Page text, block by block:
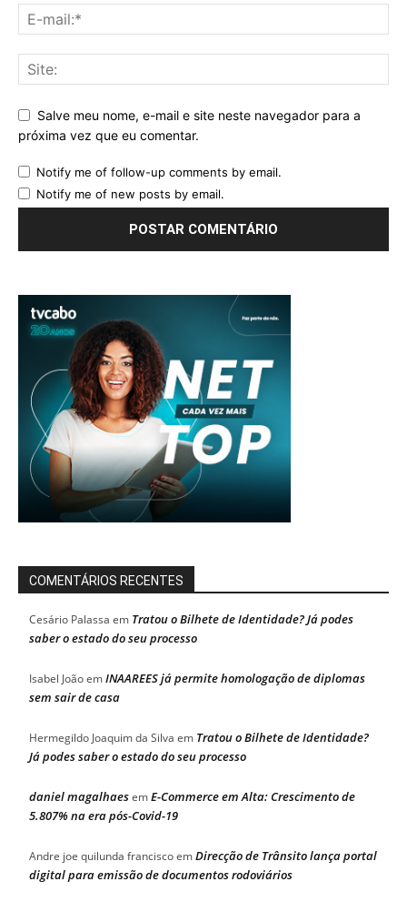
Salve meu nome, e-mail e site neste navegador para a
próxima vez que eu comentar.
Notify me of follow-up comments by email.
Notify me of new posts by email.
COMENTÁRIOS RECENTES
Cesário Palassa em Tratou o Bilhete de Identidade? Já podes
saber o estado do seu processo
Isabel JoãoemINAAREES já permite homologação de diplomas
sem sair de casa
Hermegildo Joaquim da Silva em Tratou o Bilhete de Identidade?
Já podes saber o estado do seu processo
daniel magalhaesemE-Commerce em Alta: Crescimento de
5.807% na era pós-Covid-19
Andre joe quilunda franciscoemDirecção de Trânsito lança portal
digital para emissão de documentos rodoviários